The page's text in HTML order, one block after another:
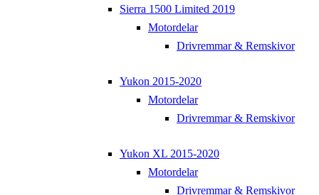
Sierra 1500 Limited 2019
Motordelar
Drivremmar & Remskivor
Yukon 2015-2020
Motordelar
Drivremmar & Remskivor
Yukon XL 2015-2020
Motordelar
Drivremmar & Remskivor